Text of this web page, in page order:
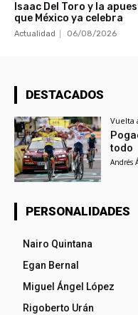
Isaac Del Toro y la
que México ya celebra
Actualidad 06/08/2026
DESTACADOS
Vuelta
todo
Andrés
PERSONALIDADES
Nairo Quintana
Egan Bernal
Miguel Ángel López
Rigoberto Urán